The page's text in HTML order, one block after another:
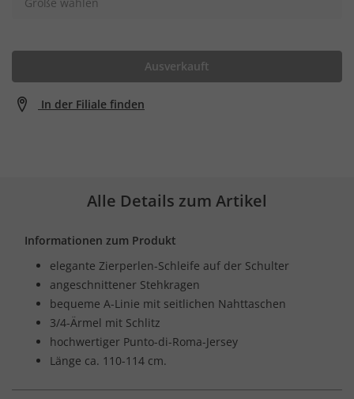
Ausverkauft
In der Filiale finden
Alle Details zum Artikel
Informationen zum Produkt
elegante Zierperlen-Schleife auf der Schulter
angeschnittener Stehkragen
bequeme A-Linie mit seitlichen Nahttaschen
3/4-Ärmel mit Schlitz
hochwertiger Punto-di-Roma-Jersey
Länge ca. 110-114 cm.